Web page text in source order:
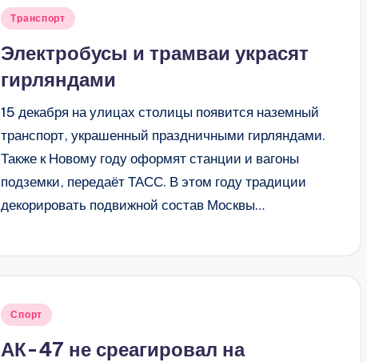
Опубликовано
Транспорт
Электробусы и трамваи украсят
гирляндами
15 декабря на улицах столицы появится наземный
транспорт, украшенный праздничными гирляндами.
Также к Новому году оформят станции и вагоны
подземки, передаёт ТАСС. В этом году традиции
декорировать подвижной состав Москвы…
Опубликовано
Спорт
АК-47 не среагировал на